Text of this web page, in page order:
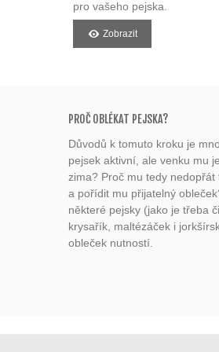
pro vašeho pejska.
Zobrazit
PROČ OBLÉKAT PEJSKA?
Důvodů k tomuto kroku je
pejsek aktivní, ale venku mu
zima? Proč mu tedy nedopřát
a pořídit mu přijatelný
některé pejsky (jako je třeba
krysařík, maltézáček i
obleček nutností.